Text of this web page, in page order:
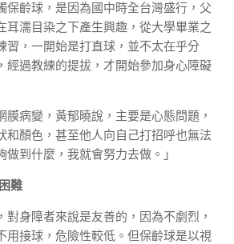
保齡球，是因為國中時全台灣盛行，父
耳濡目染之下產生興趣，從大學畢業之
習，一開始是打直球，並不太在乎分
經過教練的提拔，才開始參加身心障礙
膜病變，黃郁曉說，主要是心態問題，
和顏色，甚至他人向自己打招呼也無法
到什麼，我就會努力去做。」
難
對身障者來說是友善的，因為不劇烈，
用接球，危險性較低。但保齡球是以視